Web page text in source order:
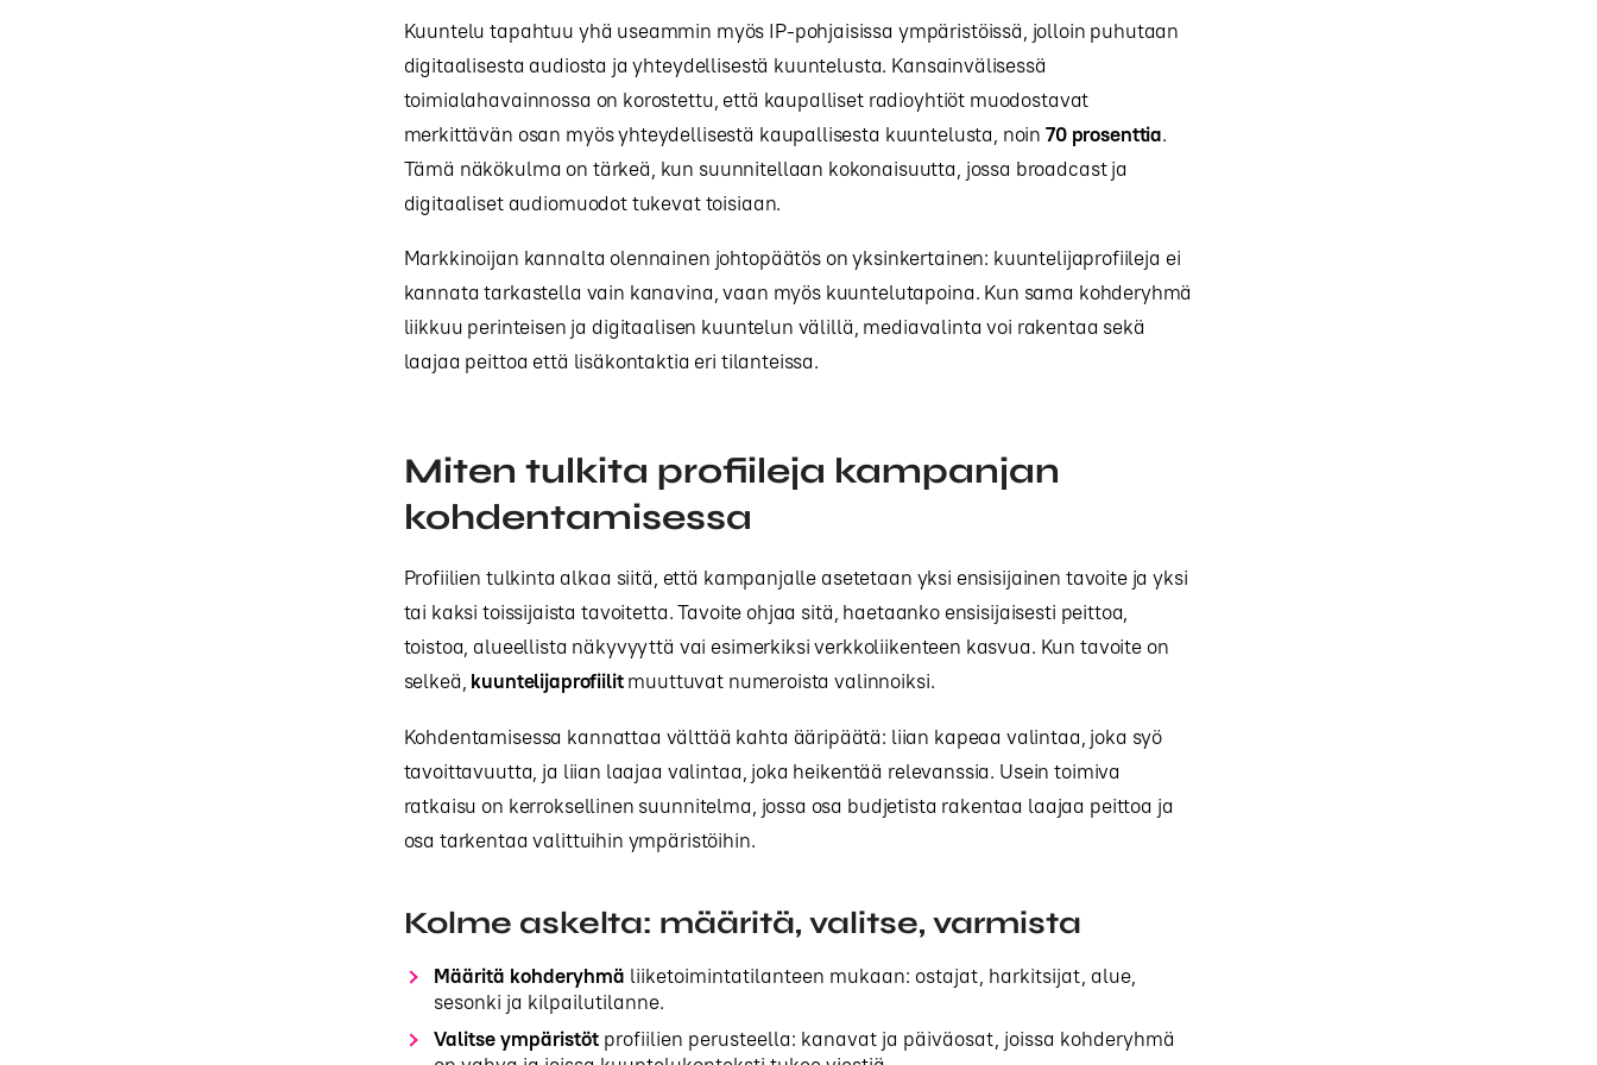
Kuuntelu tapahtuu yhä useammin myös IP-pohjaisissa ympäristöissä, jolloin puhutaan
digitaalisesta audiosta ja yhteydellisestä kuuntelusta. Kansainvälisessä
toimialahavainnossa on korostettu, että kaupalliset radioyhtiöt muodostavat
merkittävän osan myös yhteydellisestä kaupallisesta kuuntelusta, noin70 prosenttia.
Tämä näkökulma on tärkeä, kun suunnitellaan kokonaisuutta, jossa broadcast ja
digitaaliset audiomuodot tukevat toisiaan.
Markkinoijan kannalta olennainen johtopäätös on yksinkertainen: kuuntelijaprofiileja ei
kannata tarkastella vain kanavina, vaan myös kuuntelutapoina. Kun sama kohderyhmä
liikkuu perinteisen ja digitaalisen kuuntelun välillä, mediavalinta voi rakentaa sekä
laajaa peittoa että lisäkontaktia eri tilanteissa.
Miten tulkita profiileja kampanjan
kohdentamisessa
Profiilien tulkinta alkaa siitä, että kampanjalle asetetaan yksi ensisijainen tavoite ja yksi
tai kaksi toissijaista tavoitetta. Tavoite ohjaa sitä, haetaanko ensisijaisesti peittoa,
toistoa, alueellista näkyvyyttä vai esimerkiksi verkkoliikenteen kasvua. Kun tavoite on
selkeä, kuuntelijaprofiilitmuuttuvat numeroista valinnoiksi.
Kohdentamisessa kannattaa välttää kahta ääripäätä: liian kapeaa valintaa, joka syö
tavoittavuutta, ja liian laajaa valintaa, joka heikentää relevanssia. Usein toimiva
ratkaisu on kerroksellinen suunnitelma, jossa osa budjetista rakentaa laajaa peittoa ja
osa tarkentaa valittuihin ympäristöihin.
Kolme askelta: määritä, valitse, varmista
Määritä kohderyhmä liiketoimintatilanteen mukaan: ostajat, harkitsijat, alue,
sesonki ja kilpailutilanne.
Valitse ympäristöt profiilien perusteella: kanavat ja päiväosat, joissa kohderyhmä